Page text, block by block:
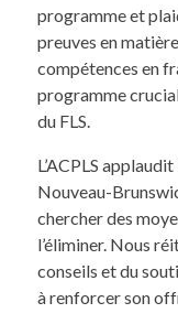
programme et
preuves en
compétences en
programme
du FLS.
L’ACPLS
Nouveau-
chercher des
l’éliminer. Nous
conseils et du
à renforcer son